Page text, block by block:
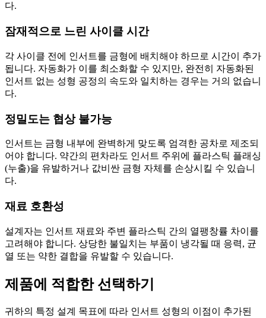
다.
잠재적으로 느린 사이클 시간
각 사이클 전에 인서트를 금형에 배치해야 하므로 시간이 추가
됩니다. 자동화가 이를 최소화할 수 있지만, 완전히 자동화된
인서트 없는 성형 공정의 속도와 일치하는 경우는 거의 없습니
다.
정밀도는 협상 불가능
인서트는 금형 내부에 완벽하게 맞도록 엄격한 공차로 제조되
어야 합니다. 약간의 편차라도 인서트 주위에 플라스틱 플래싱
(누출)을 유발하거나 값비싼 금형 자체를 손상시킬 수 있습니
다.
재료 호환성
설계자는 인서트 재료와 주변 플라스틱 간의 열팽창률 차이를
고려해야 합니다. 상당한 불일치는 부품이 냉각될 때 응력, 균
열 또는 약한 결합을 유발할 수 있습니다.
제품에 적합한 선택하기
귀하의 특정 설계 목표에 따라 인서트 성형의 이점이 추가된